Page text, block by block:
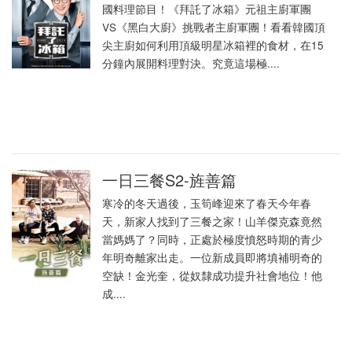
國料理節目！《拜託了冰箱》元祖主廚軍團
VS《黑白大廚》挑戰者主廚軍團！看看韓國頂
尖主廚如何利用頂級明星冰箱裡的食材，在15
分鐘內展開料理對決。究竟這場極....
一日三餐S2-旌善篇
寒冷的冬天過後，玉筍峰迎來了春天今年春
天，新家人找到了三餐之家！山羊傑克森竟然
當媽媽了？同時，正處於極度憤怒時期的青少
年明奇離家出走。一位新成員即將填補明奇的
空缺！金光奎，從奴隸成功提升社會地位！他
成....